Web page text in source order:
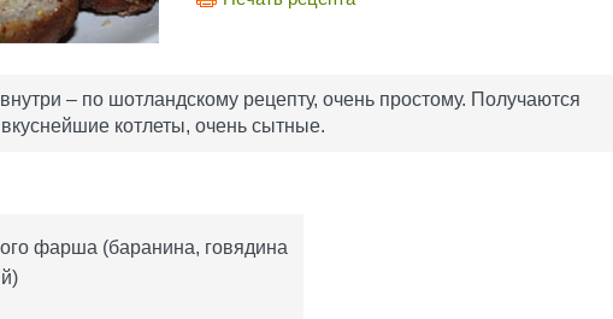
– по шотландскому рецепту, очень простому. Получаются
котлеты, очень сытные.
фарша (баранина, говядина